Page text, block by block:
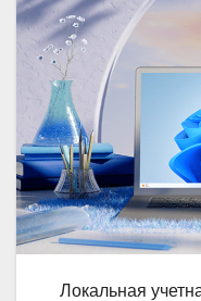
Локальная